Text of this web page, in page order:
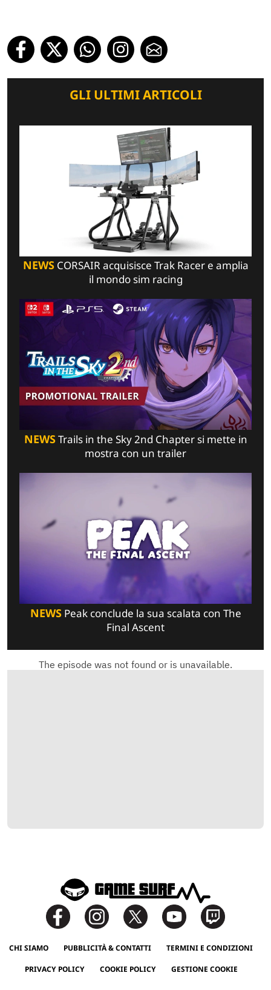
GLI ULTIMI ARTICOLI
NEWSCORSAIR acquisisce Trak Racer e amplia
il mondo sim racing
NEWSTrails in the Sky 2nd Chapter si mette in
mostra con un trailer
NEWSPeak conclude la sua scalata con The
Final Ascent
CHI SIAMO PUBBLICITÀ & CONTATTI TERMINI E CONDIZIONI
PRIVACY POLICY COOKIE POLICY GESTIONE COOKIE